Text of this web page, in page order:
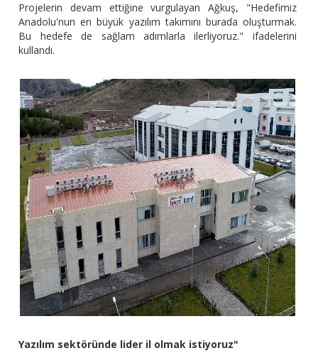
Projelerin devam ettiğine vurgulayan Ağkuş, "Hedefimiz
Anadolu'nun en büyük yazılım takımını burada oluşturmak.
Bu hedefe de sağlam adımlarla ilerliyoruz." ifadelerini
kullandı.
Yazılım sektöründe lider il olmak istiyoruz"